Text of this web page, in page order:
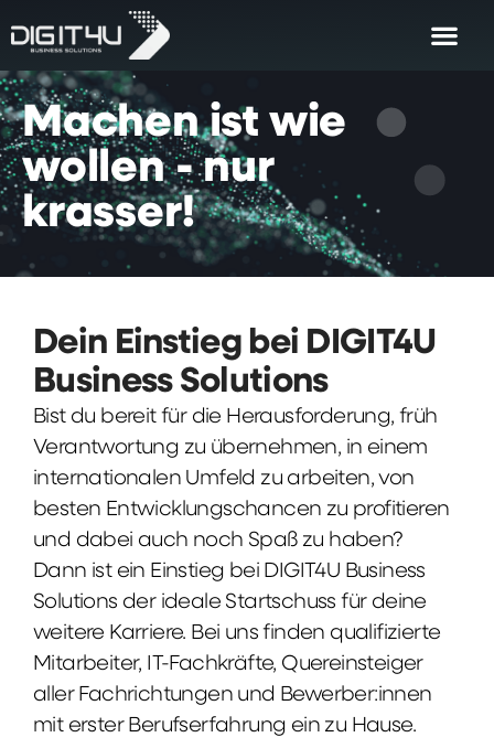
Machen ist wie
wollen - nur
krasser!
Dein Einstieg bei DIGIT4U
Business Solutions
Bist du bereit für die Herausforderung, früh
Verantwortung zu übernehmen, in einem
internationalen Umfeld zu arbeiten, von
besten Entwicklungschancen zu profitieren
und dabei auch noch Spaß zu haben?
Dann ist ein Einstieg bei DIGIT4U Business
Solutions der ideale Startschuss für deine
weitere Karriere. Bei uns finden qualifizierte
Mitarbeiter, IT-Fachkräfte, Quereinsteiger
aller Fachrichtungen und Bewerber:innen
mit erster Berufserfahrung ein zu Hause.